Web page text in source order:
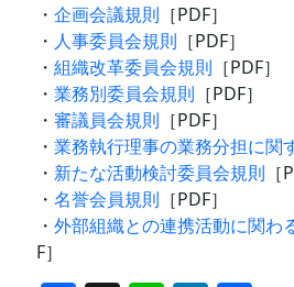
・企画会議規則 ［PDF］
・ 人事委員会規則 ［PDF］
・組織改革委員会規則 ［PDF］
・業務別委員会規則 ［PDF］
・審議員会規則 ［PDF］
・業務執行理事の業務分担に関
・ 新たな活動検討委員会規則 ［
・名誉会員規則 ［PDF］
・外部組織との連携活動に関わ
F］